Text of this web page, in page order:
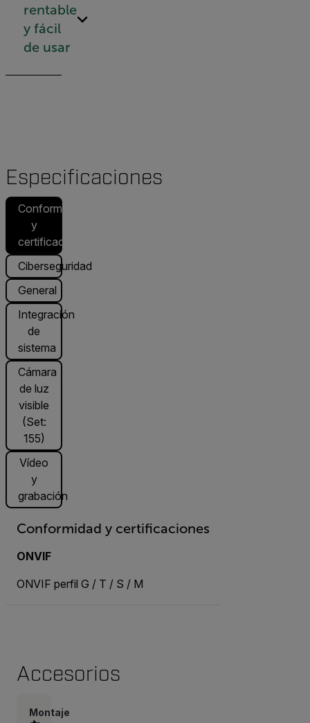
rentable
y fácil
de usar
Especificaciones
Conformidad
y
certificaciones
Ciberseguridad
General
Integración
de
sistema
Cámara
de luz
visible
(Set:
155)
Vídeo
y
grabación
Conformidad y certificaciones
ONVIF
ONVIF perfil G / T / S / M
Accesorios
Montaje